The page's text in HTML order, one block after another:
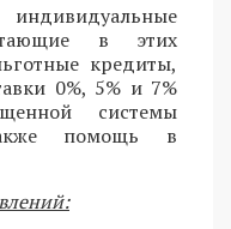
в этих
кредиты,
0%, 5% и 7%
системы
помощь в